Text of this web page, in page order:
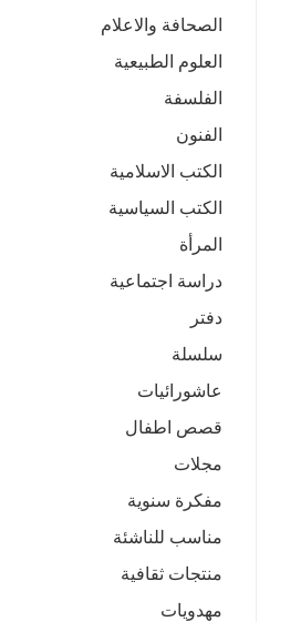
الصحافة والاعلام
العلوم الطبيعية
الفلسفة
الفنون
الكتب الاسلامية
الكتب السياسية
المرأة
دراسة اجتماعية
دفتر
سلسلة
عاشورائيات
قصص اطفال
مجلات
مفكرة سنوية
مناسب للناشئة
منتجات ثقافية
مهدويات